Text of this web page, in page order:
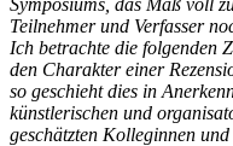
Teilnehmer und Verfasser
Ich betrachte die folgenden
den Charakter einer
so geschieht dies in
künstlerischen und
geschätzten Kolleginnen